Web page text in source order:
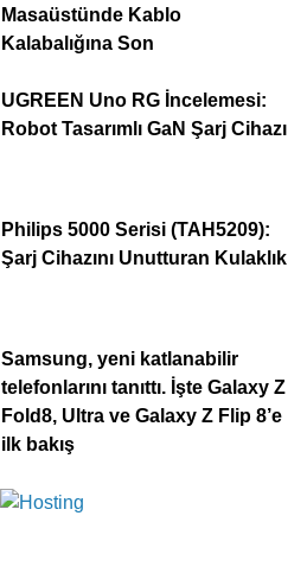
Masaüstünde Kablo
Kalabalığına Son
UGREEN Uno RG İncelemesi:
Robot Tasarımlı GaN Şarj Cihazı
Philips 5000 Serisi (TAH5209):
Şarj Cihazını Unutturan Kulaklık
Samsung, yeni katlanabilir
telefonlarını tanıttı. İşte Galaxy Z
Fold8, Ultra ve Galaxy Z Flip 8’e
ilk bakış